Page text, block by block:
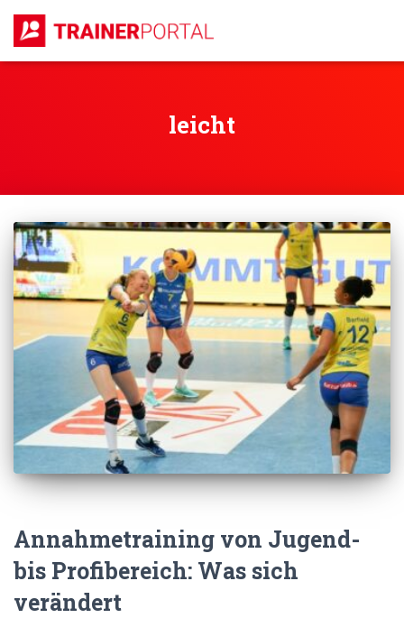
leicht
Annahmetraining von Jugend-
bis Profibereich: Was sich
verändert